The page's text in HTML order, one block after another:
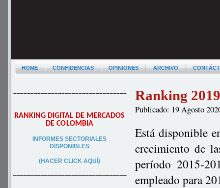
HOME CONFIDENCIAS OPINIONES ARCHIVO
–––––––––––––––––––––––––––––––––
RANKING DIGITAL DE MERCADOS
DE COLOMBIA
INFORMES SECTORIALES
DISPONIBLES
(HACER CLICK AQUÍ)
–––––––––––––––––––––––––––––––––
Ranking
Publicado: 19 Agosto
Está disponible
crecimiento de
período 2015-
empleado para